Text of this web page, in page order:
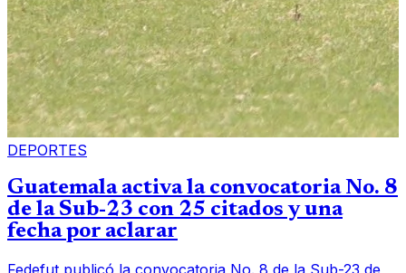
DEPORTES
Guatemala activa la convocatoria No. 8
de la Sub-23 con 25 citados y una
fecha por aclarar